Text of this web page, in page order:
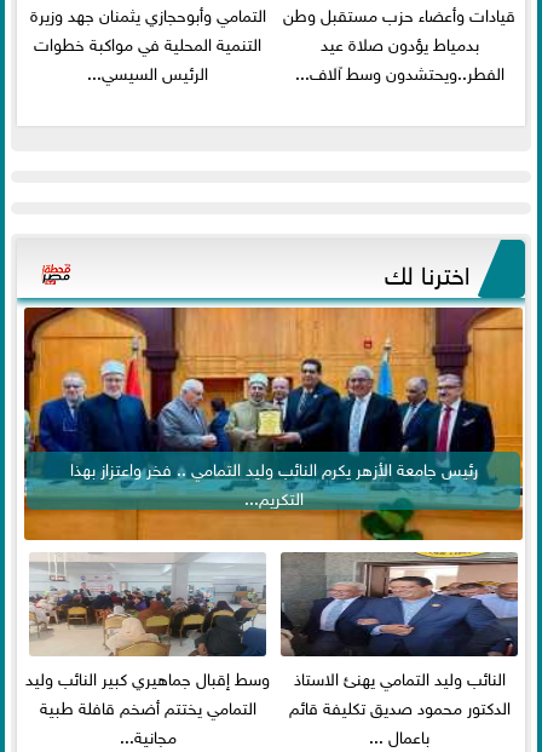
قيادات وأعضاء حزب مستقبل وطن
بدمياط يؤدون صلاة عيد
الفطر..ويحتشدون وسط آلاف...
التمامي وأبوحجازي يثمنان جهد وزيرة
التنمية المحلية في مواكبة خطوات
الرئيس السيسي...
اخترنا لك
رئيس جامعة الأزهر يكرم النائب وليد التمامي .. فخر واعتزاز بهذا
التكريم...
النائب وليد التمامي يهنئ الاستاذ
الدكتور محمود صديق تكليفة قائم
باعمال ...
وسط إقبال جماهيري كبير النائب وليد
التمامي يختتم أضخم قافلة طبية
مجانية...